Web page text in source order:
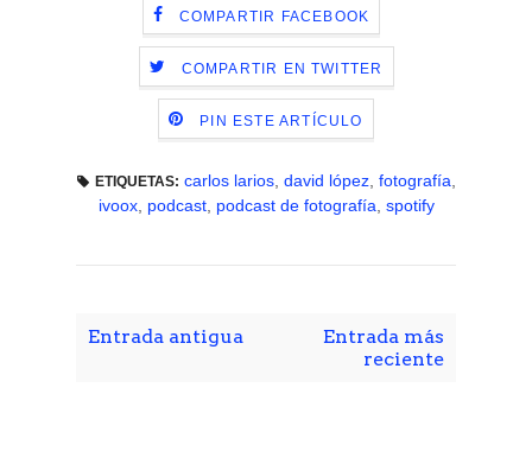
COMPARTIR FACEBOOK
COMPARTIR EN TWITTER
PIN ESTE ARTÍCULO
ETIQUETAS: carlos larios, david lópez, fotografía,
ivoox, podcast, podcast de fotografía, spotify
Entrada más
reciente
Entrada antigua